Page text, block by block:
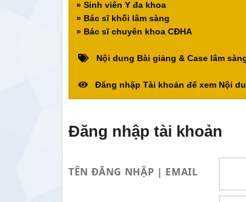
» Sinh viên Y đa khoa
» Bác sĩ khối lâm sàng
» Bác sĩ chuyên khoa CĐHA
Nội dung Bài giảng & Case lâm
Đăng nhập Tài khoản để xem Nội
Đăng nhập tài khoản
TÊN ĐĂNG NHẬP | EMAIL